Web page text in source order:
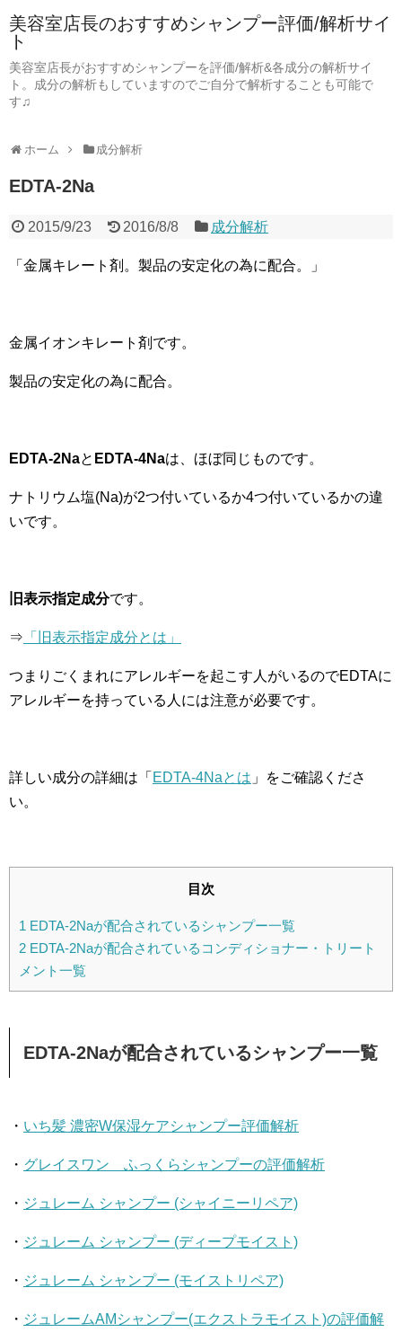
美容室店長のおすすめシャンプー評価/解析サイ
ト
美容室店長がおすすめシャンプーを評価/解析&各成分の解析サイ
ト。成分の解析もしていますのでご自分で解析することも可能で
す♫
ホーム 成分解析
EDTA-2Na
2015/9/23 2016/8/8 成分解析
「金属キレート剤。製品の安定化の為に配合。」
金属イオンキレート剤です。
製品の安定化の為に配合。
EDTA-2Naと EDTA-4Naは、ほぼ同じものです。
ナトリウム塩(Na)が2つ付いているか4つ付いているかの違
いです。
旧表示指定成分です。
⇒ 「旧表示指定成分とは」
つまりごくまれにアレルギーを起こす人がいるのでEDTAに
アレルギーを持っている人には注意が必要です。
詳しい成分の詳細は「 EDTA-4Naとは 」をご確認くださ
い。
目次
1 EDTA-2Naが配合されているシャンプー一覧
2 EDTA-2Naが配合されているコンディショナー・トリート
メント一覧
EDTA-2Naが配合されているシャンプー一覧
・ いち髪 濃密W保湿ケアシャンプー評価解析
・ グレイスワン ふっくらシャンプーの評価解析
・ ジュレーム シャンプー (シャイニーリペア)
・ ジュレーム シャンプー (ディープモイスト)
・ ジュレーム シャンプー (モイストリペア)
・ ジュレームAMシャンプー(エクストラモイスト)の評価解